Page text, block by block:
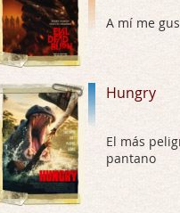
Possession
Por: Chupasangre
Mi opinión en su día. Su
El eslabón podrido
Por: Luar
Possession
A mí me
Hungry
El más
pantano